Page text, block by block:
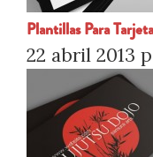
Plantillas Para
22 abril 2013